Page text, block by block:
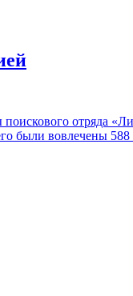
отряда
были вовлечены 588